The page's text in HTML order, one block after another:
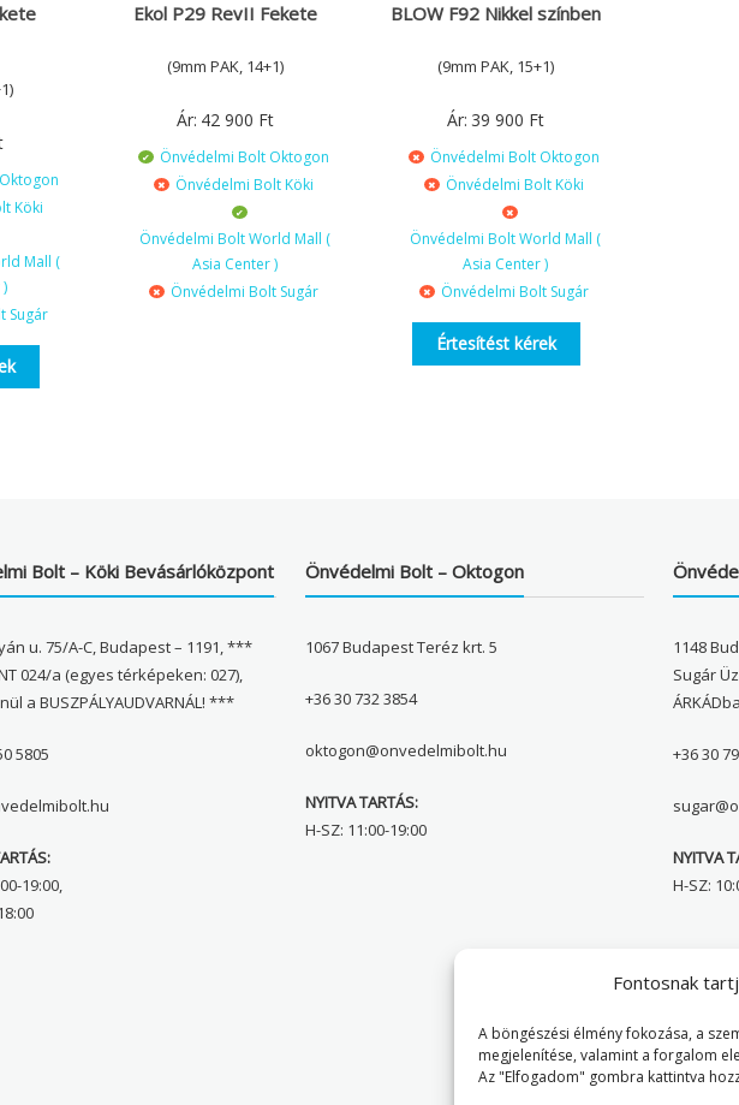
Fontosnak
A böngészési élmény fokozása, a
megjelenítése, valamint a forgalom
Az "Elfogadom" gombra kattintva
Köki
Mall (
Sugár
Ekol P29 RevII Fekete
(9mm PAK, 14+1)
Ár: 42 900 Ft
Önvédelmi Bolt Oktogon
Önvédelmi Bolt Köki
Önvédelmi Bolt World Mall (
Asia Center )
Önvédelmi Bolt Sugár
BLOW F92 Nikkel színben
(9mm PAK, 15+1)
Ár: 39 900 Ft
Önvédelmi Bolt Oktogon
Önvédelmi Bolt Köki
Önvédelmi Bolt World Mall (
Asia Center )
Önvédelmi Bolt Sugár
Értesítést kérek
Bolt – Köki Bevásárlóközpont
u. 75/A-C, Budapest – 1191, ***
024/a (egyes térképeken: 027),
a BUSZPÁLYAUDVARNÁL! ***
5805
19:00,
Önvédelmi Bolt – Oktogon
1067 Budapest Teréz krt. 5
+36 30 732 3854
oktogon@onvedelmibolt.hu
NYITVA TARTÁS:
H-SZ: 11:00-19:00
1148
Sugár
+36 30
NYITVA
H-SZ: